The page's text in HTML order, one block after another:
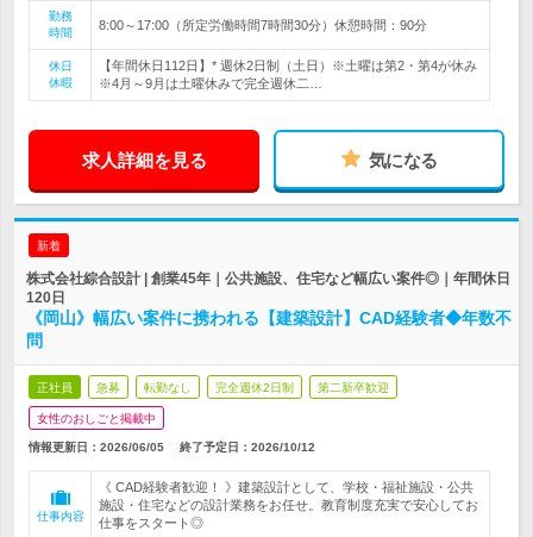
勤務
時間
8:00～17:00（所定労働時間7時間30分）休憩時間：90分
休日
休暇
【年間休日112日】* 週休2日制（土日）※土曜は第2・第4が休み
※4月～9月は土曜休みで完全週休二…
求人詳細を見る 気になる
新着
株式会社綜合設計 | 創業45年｜公共施設、住宅など幅広い案件◎｜年間休日
120日
《岡山》幅広い案件に携われる【建築設計】CAD経験者◆年数不
問
正社員 急募 転勤なし 完全週休2日制 第二新卒歓迎
女性のおしごと掲載中
情報更新日：2026/06/05 終了予定日： 2026/10/12
仕事内容
《 CAD経験者歓迎！ 》建築設計として、学校・福祉施設・公共
施設・住宅などの設計業務をお任せ。教育制度充実で安心してお
仕事をスタート◎